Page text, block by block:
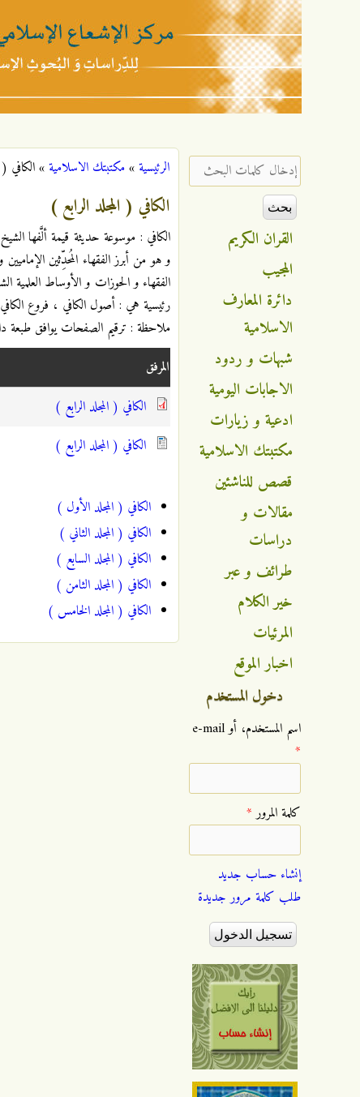
الإشعاع
الإسلامي أنت هنا
الرئيسية»مكتبتك الاسلامية»الكافي (
الكافي ( المجلد الرابع )
و هو من أبرز الفقهاء المُحدِّثين
الفقهاء و الحوزات و الأوساط العلمية
رئيسية هي : أصول الكافي ، فروع
ملاحظة : ترقيم الصفحات يوافق طبعة
المرفق
الكافي ( المجلد الرابع )
الكافي ( المجلد الرابع )
الكافي ( المجلد الأول )
الكافي ( المجلد الثاني )
الكافي ( المجلد السابع )
الكافي ( المجلد الثامن )
الكافي ( المجلد الخامس )
‏إدخال كلمات البحث ‏
القران الكريم
المجيب
دائرة المعارف
الاسلامية
شبهات و ردود
الاجابات اليومية
ادعية و زيارات
مكتبتك الاسلامية
قصص للناشئين
مقالات و
دراسات
طرائف و عبر
خير الكلام
المرئيات
اخبار الموقع
دخول المستخدم
‏اسم المستخدم، أو e-mail
*
‏كلمة المرور ‏*
إنشاء حساب جديد
طلب كلمة مرور جديدة